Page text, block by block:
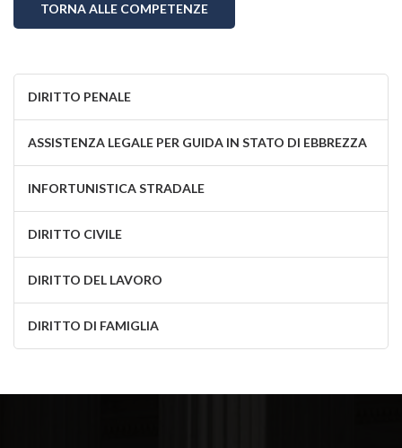
TORNA ALLE COMPETENZE
DIRITTO PENALE
ASSISTENZA LEGALE PER GUIDA IN STATO DI EBBREZZA
INFORTUNISTICA STRADALE
DIRITTO CIVILE
DIRITTO DEL LAVORO
DIRITTO DI FAMIGLIA